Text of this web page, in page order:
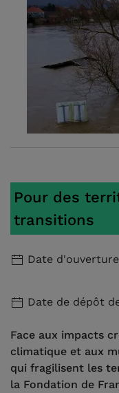
Pour des
transitions
Date
Date de dépôt
Face aux impacts
climatique et aux
qui fragilisent les
la Fondation de